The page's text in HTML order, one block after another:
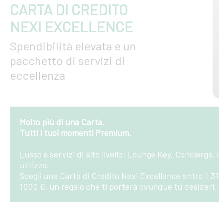
CARTA DI CREDITO
NEXI EXCELLENCE
Spendibilità elevata e un
pacchetto di servizi di
eccellenza
Molto più di una Carta.
Tutti i tuoi momenti Premium.
Lusso e servizi di alto livello: Lounge Key,
utilizzo.
Scegli una Carta di Credito Nexi Excellence entro il
1000 €, un regalo che ti porterà ovunque tu desideri.